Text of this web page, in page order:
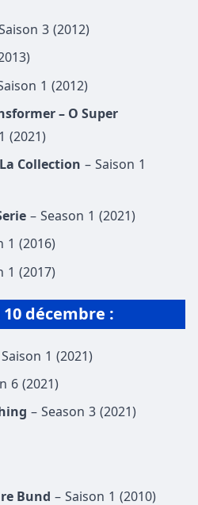
3 (2012)
1 (2012)
– O Super
(2021)
Collection – Saison 1
– Season 1 (2021)
1 (2016)
1 (2017)
décembre :
1 (2021)
6 (2021)
– Season 3 (2021)
Bund – Saison 1 (2010)